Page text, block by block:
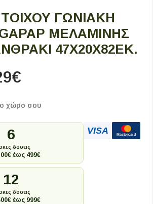
ΓΩΝΙΑΚΉ
ΜΕΛΑΜΊΝΗΣ
47X20X82ΕΚ.
€
χώρο σου
6
δόσεις
έως 499€
12
δόσεις
έως 999€
VISA Mastercard